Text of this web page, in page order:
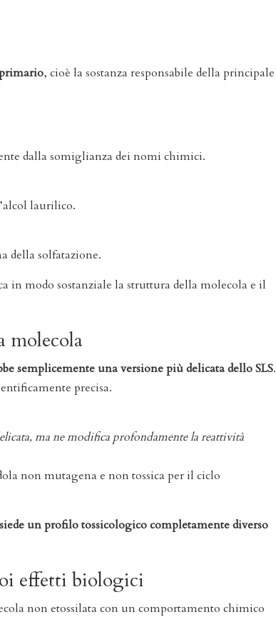
, cioè la sostanza responsabile della principale
dalla somiglianza dei nomi chimici.
laurilico.
della solfatazione.
in modo sostanziale la struttura della molecola e il
molecola
semplicemente una versione più delicata dello SLS.
precisa.
ma ne modifica profondamente la reattività
non mutagena e non tossica per il ciclo
un profilo tossicologico completamente diverso
effetti biologici
non etossilata con un comportamento chimico